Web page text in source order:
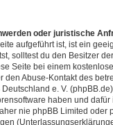
oder juristische
aufgeführt ist, ist ein
solltest du den Besitzer
Seite bei einem
Abuse-Kontakt des
e. V.
haben und
nie phpBB Limited oder